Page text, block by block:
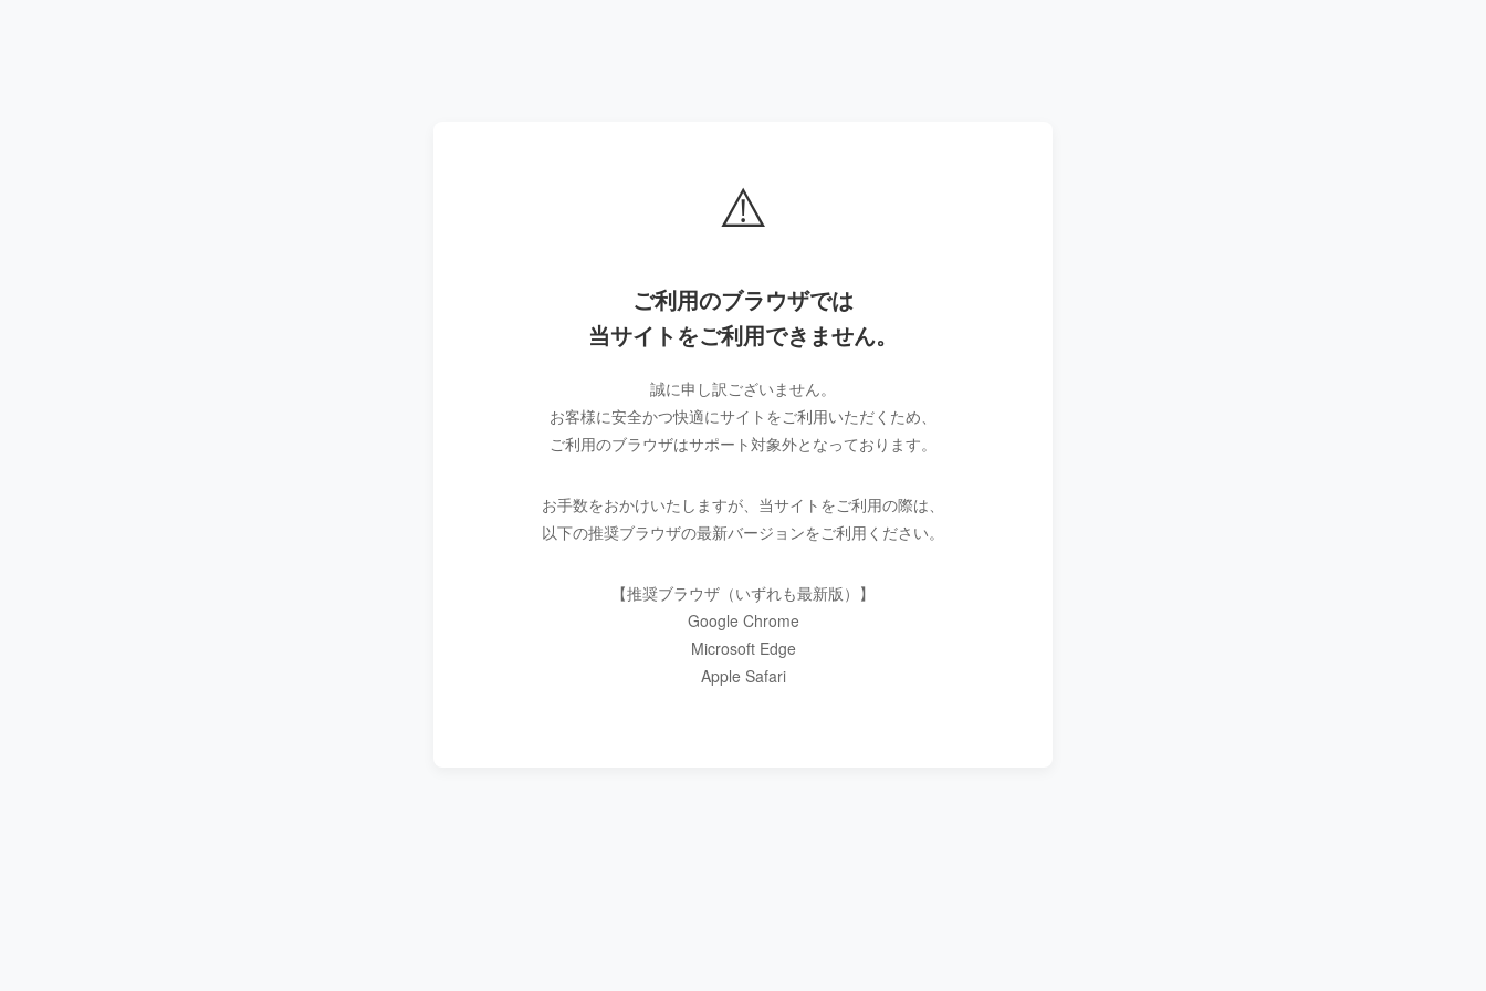
⚠️
ご利用のブラウザでは
当サイトをご利用できません。
誠に申し訳ございません。
お客様に安全かつ快適にサイトをご利用いただくため、
ご利用のブラウザはサポート対象外となっております。
お手数をおかけいたしますが、当サイトをご利用の際は、
以下の推奨ブラウザの最新バージョンをご利用ください。
【推奨ブラウザ（いずれも最新版）】
Google Chrome
Microsoft Edge
Apple Safari